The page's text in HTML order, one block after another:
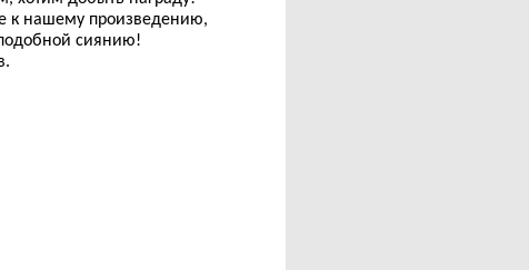
к нашему произведению,
сиянию!